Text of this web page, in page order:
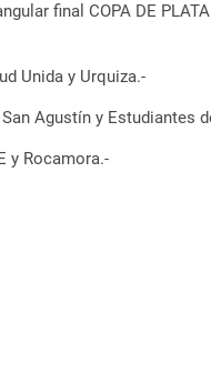
final COPA DE
Unida y Urquiza.-
Agustín y Estudiantes
y Rocamora.-